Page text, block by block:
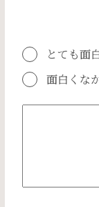
とても面
面白くな